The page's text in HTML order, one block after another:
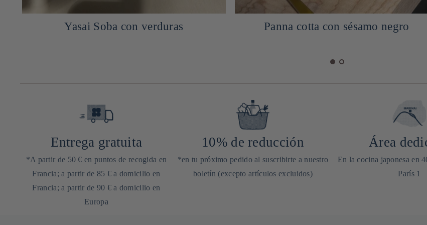
Yasai Soba con verduras Panna cotta con sésamo negro
Entrega gratuita
*A partir de 50 € en puntos de recogida en
Francia; a partir de 85 € a domicilio en
Francia; a partir de 90 € a domicilio en
Europa
10% de reducción
*en tu próximo pedido al suscribirte a nuestro
boletín (excepto artículos excluidos)
Área
En la cocina japonesa en
París 1